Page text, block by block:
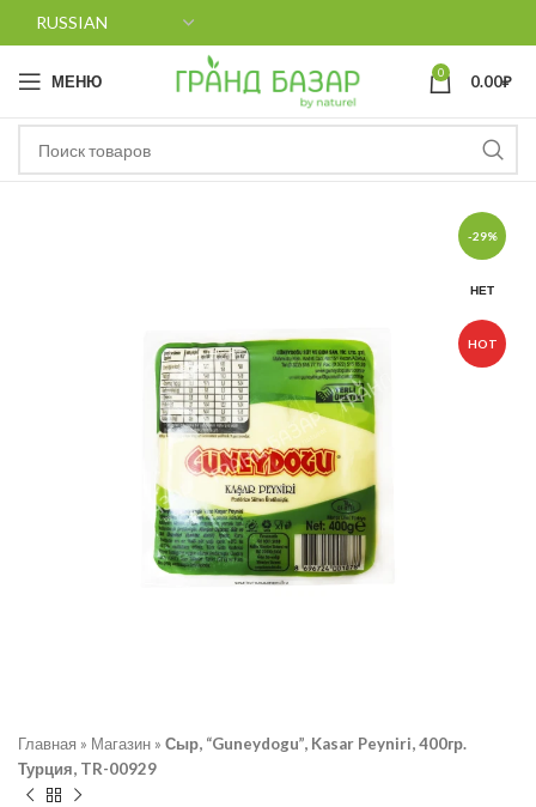
МЕНЮ 0 0.00₽
-29%
НЕТ
HOT
Главная » Магазин » Сыр, “Guneydogu”, Kasar Peyniri, 400гр.
Турция, TR-00929